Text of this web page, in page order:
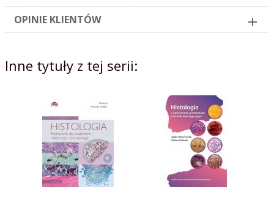
OPINIE KLIENTÓW
Inne tytuły z tej serii: